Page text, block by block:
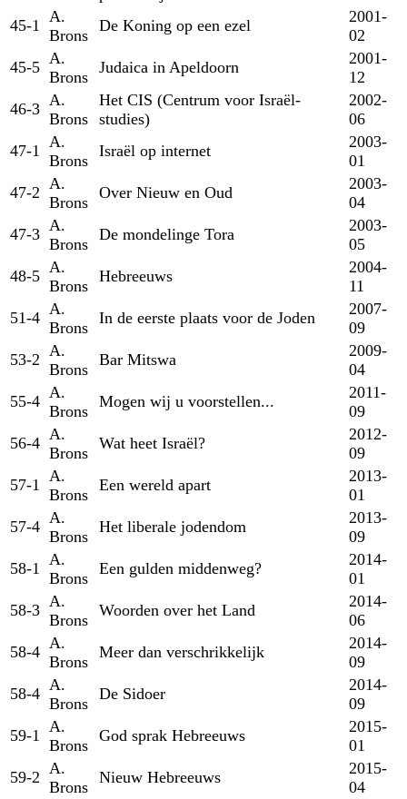
45-1
A.
Brons
De Koning op een ezel
2001-
02
45-5 A.
Brons
Judaica in Apeldoorn
2001-
12
46-3 A.
Brons
Het CIS (Centrum voor Israël-
studies)
2002-
06
47-1
A.
Brons
Israël op internet
2003-
01
47-2 A.
Brons
Over Nieuw en Oud
2003-
04
47-3 A.
Brons
De mondelinge Tora
2003-
05
48-5 A.
Brons
Hebreeuws
2004-
11
51-4 A.
Brons
In de eerste plaats voor de Joden
2007-
09
53-2 A.
Brons
Bar Mitswa
2009-
04
55-4 A.
Brons
Mogen wij u voorstellen...
2011-
09
56-4 A.
Brons
Wat heet Israël?
2012-
09
57-1
A.
Brons
Een wereld apart
2013-
01
57-4 A.
Brons
Het liberale jodendom
2013-
09
58-1
A.
Brons
Een gulden middenweg?
2014-
01
58-3 A.
Brons
Woorden over het Land
2014-
06
58-4 A.
Brons
Meer dan verschrikkelijk
2014-
09
58-4 A.
Brons
De Sidoer
2014-
09
59-1
A.
Brons
God sprak Hebreeuws
2015-
01
59-2 A.
Brons
Nieuw Hebreeuws
2015-
04